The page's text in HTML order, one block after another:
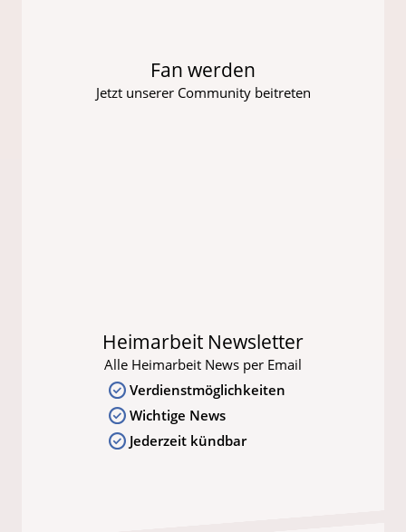
Fan werden
Jetzt unserer Community beitreten
Heimarbeit Newsletter
Alle Heimarbeit News per Email
Verdienstmöglichkeiten
Wichtige News
Jederzeit kündbar